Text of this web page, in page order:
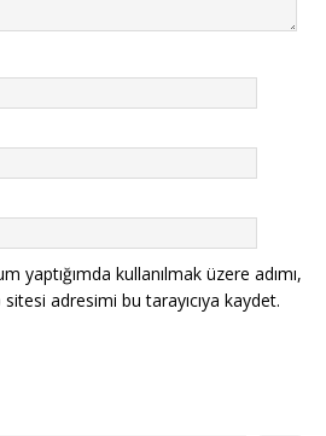
yaptığımda kullanılmak üzere adımı,
adresimi bu tarayıcıya kaydet.